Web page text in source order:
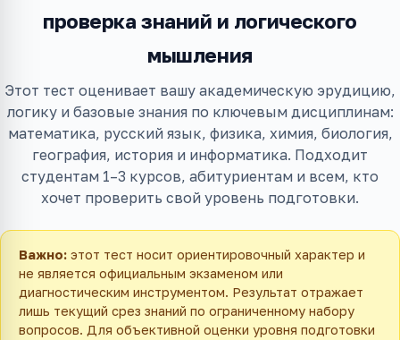
проверка знаний и логического
мышления
Этот тест оценивает вашу академическую эрудицию,
логику и базовые знания по ключевым дисциплинам:
математика, русский язык, физика, химия, биология,
география, история и информатика. Подходит
студентам 1–3 курсов, абитуриентам и всем, кто
хочет проверить свой уровень подготовки.
Важно: этот тест носит ориентировочный характер и
не является официальным экзаменом или
диагностическим инструментом. Результат отражает
лишь текущий срез знаний по ограниченному набору
вопросов. Для объективной оценки уровня подготовки